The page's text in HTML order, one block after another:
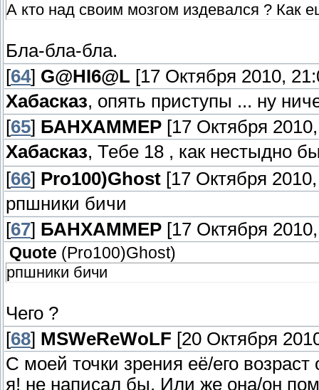
А кто над своим мозгом издевался ? Как
Бла-бла-бла.
[64] G@HI6@L [17 Октября 2010,
Хабасказ, опять приступы ... ну
[65] БАНХАММЕР [17 Октября
Хабасказ, Тебе 18 , как нестыдно
[66] Pro100)Ghost [17 Октября
рпшники бичи
[67] БАНХАММЕР [17 Октября
Quote ( Pro100)Ghost)
рпшники бичи
Чего ?
[68] MSWeReWoLF [20 Октября
С моей точки зрения её/его
я! не написал бы. Или же она/он